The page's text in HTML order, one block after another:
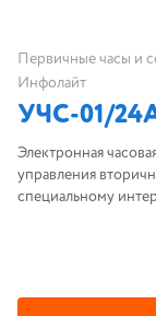
Первичные часы и
Инфолайт
УЧС-01/
Электронная
управления
специальному